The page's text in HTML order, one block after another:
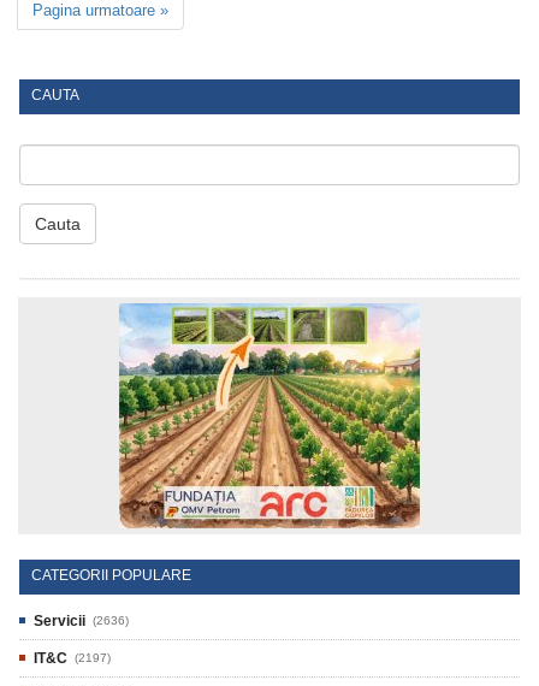
Pagina urmatoare »
CAUTA
Cauta
CATEGORII POPULARE
Servicii (2636)
IT&C (2197)